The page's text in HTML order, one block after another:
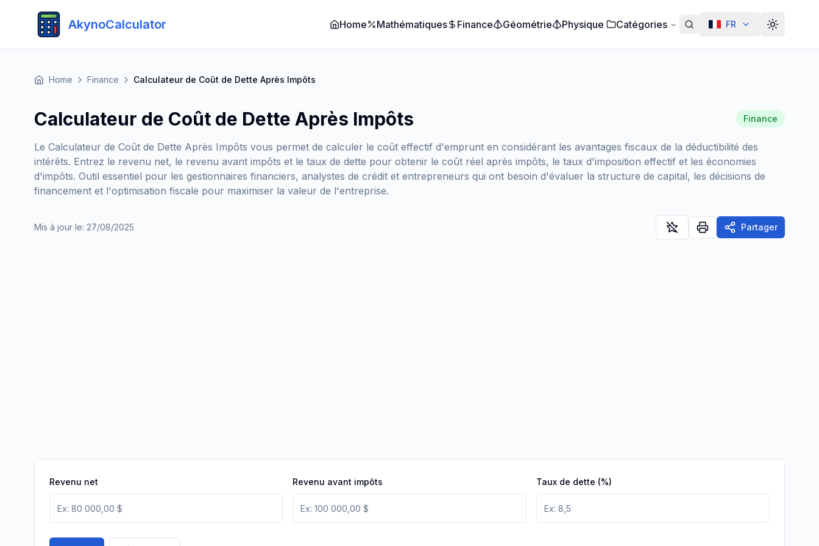
AkynoCalculator Home Mathématiques Finance Géométrie Physique Catégories FR Alterar
Home Finance Calculateur de Coût de Dette Après Impôts
Calculateur de Coût de Dette Après Impôts Finance
Le Calculateur de Coût de Dette Après Impôts vous permet de calculer le coût effectif d'emprunt en considérant les avantages fiscaux de la déductibilité des
intérêts. Entrez le revenu net, le revenu avant impôts et le taux de dette pour obtenir le coût réel après impôts, le taux d'imposition effectif et les économies
d'impôts. Outil essentiel pour les gestionnaires financiers, analystes de crédit et entrepreneurs qui ont besoin d'évaluer la structure de capital, les décisions de
financement et l'optimisation fiscale pour maximiser la valeur de l'entreprise.
Mis à jour le: 27/08/2025 Partager
Revenu net Revenu avant impôts Taux de dette (%)